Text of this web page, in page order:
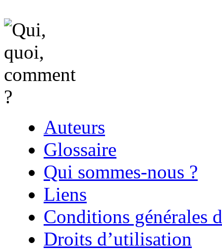
Auteurs
Glossaire
Qui sommes-nous ?
Liens
Conditions générales
Droits d’utilisation